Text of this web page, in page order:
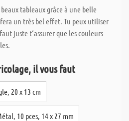
tableaux grâce à une belle
un très bel effet. Tu peux utiliser
juste t‘assurer que les couleurs
il vous faut
20 x 13 cm
10 pces, 14 x 27 mm